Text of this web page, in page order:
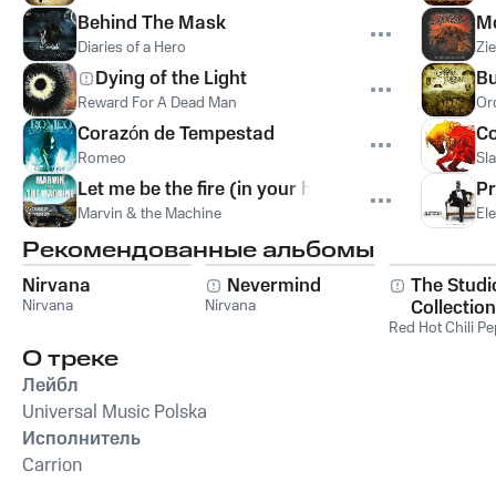
Behind The Mask
Diaries of a Hero
Dying of the Light
Reward For A Dead Man
Corazón de Tempestad
Romeo
Let me be the fire (in your heart)
Marvin & the Machine
Рекомендованные альбомы
Nirvana
Nirvana
Nevermind
Nirvana
The
Collection
Red Hot Chili
О треке
Лейбл
Universal Music Polska
Исполнитель
Carrion